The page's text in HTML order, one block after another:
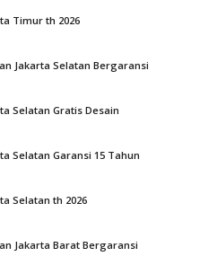
Timur th 2026
Jakarta Selatan Bergaransi
Selatan Gratis Desain
Selatan Garansi 15 Tahun
Selatan th 2026
Jakarta Barat Bergaransi